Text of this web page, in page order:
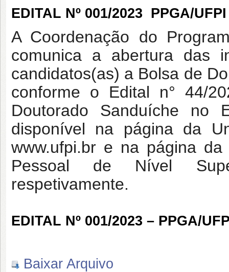
EDITAL Nº 001/2023  PPGA/UFPI
A Coordenação do
comunica a abertura das
candidatos(as) a Bolsa de
conforme o Edital n° 44/
Doutorado Sanduíche no
disponível na página da
www.ufpi.br e na página da
Pessoal de Nível
respetivamente.
EDITAL Nº 001/2023 – PPGA/
Baixar Arquivo